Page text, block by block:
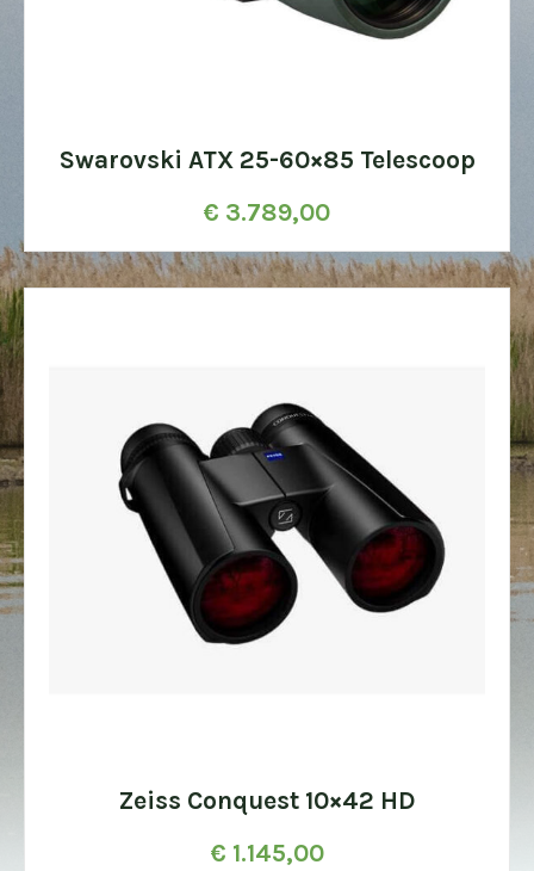
Swarovski ATX 25-60×85 Telescoop
€ 3.789,00
Zeiss Conquest 10×42 HD
€ 1.145,00